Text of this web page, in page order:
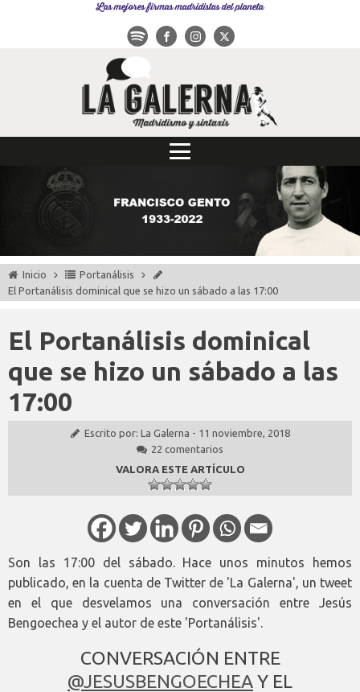
Las mejores firmas madridistas del planeta
Inicio
Portanálisis
El Portanálisis dominical que se hizo un sábado a las 17:00
El Portanálisis dominical
que se hizo un sábado a las
17:00
Escrito por: La Galerna - 11 noviembre, 2018
22 comentarios
VALORA ESTE ARTÍCULO
Son las 17:00 del sábado. Hace unos minutos hemos
publicado, en la cuenta de Twitter de 'La Galerna', un tweet
en el que desvelamos una conversación entre Jesús
Bengoechea y el autor de este 'Portanálisis'.
CONVERSACIÓN ENTRE
@JESUSBENGOECHEA Y EL